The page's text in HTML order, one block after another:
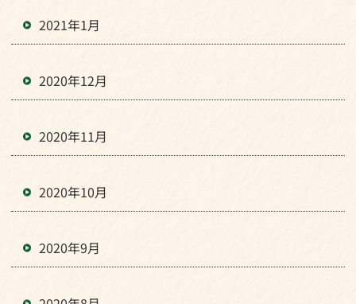
2021年1月
2020年12月
2020年11月
2020年10月
2020年9月